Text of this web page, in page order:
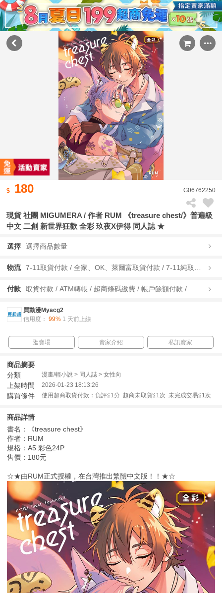
180 G06762250
現貨 社團 MIGUMERA / 作者 RUM 《treasure chest/》普遍級
中文 二創 新世界狂歡 全彩 玖夜X伊得 同人誌 ★
選擇 選擇商品數量
物流
付款 取貨付款 / ATM轉帳 / 超商條碼繳費 / 帳戶餘額付款 /
買動漫Myacg2
信用度： 99% 1 天前上線
逛賣場 賣家介紹 私訊賣家
商品摘要
分類
漫畫/輕小說 > 同人誌 > 女性向
上架時間 2026-01-23 18:13:26
購買條件 使用超商取貨付款：負評≦1分 超商未取貨≦1次 未完成交易≦1次
商品詳情
書名：《treasure chest》
作者：RUM
規格：A5 彩色24P
售價：180元
☆★由RUM正式授權，在台灣推出繁體中文版！！★☆